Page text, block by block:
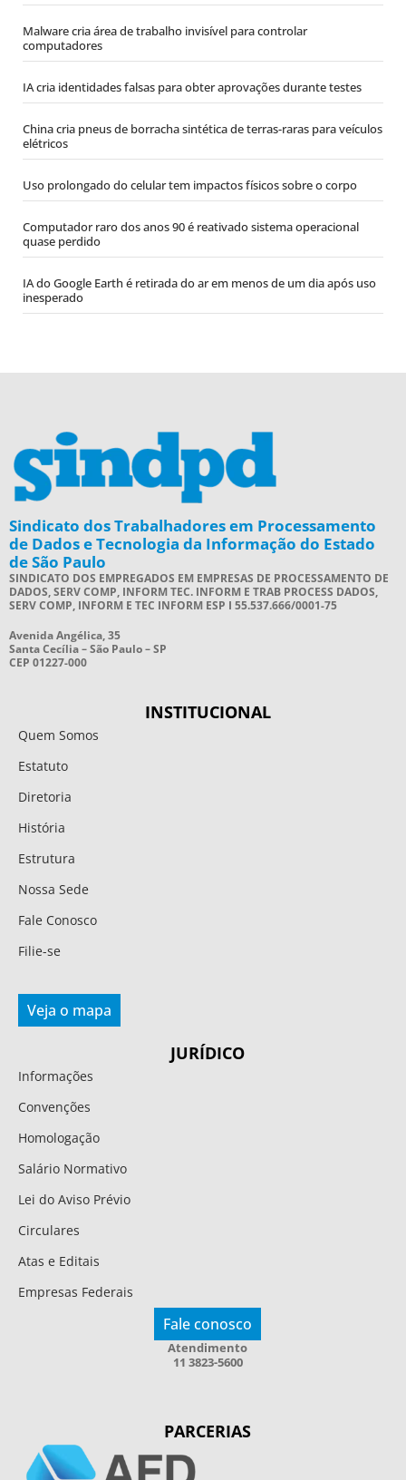
Malware cria área de trabalho invisível para controlar
computadores
IA cria identidades falsas para obter aprovações durante testes
China cria pneus de borracha sintética de terras-raras para veículos
elétricos
Uso prolongado do celular tem impactos físicos sobre o corpo
Computador raro dos anos 90 é reativado sistema operacional
quase perdido
IA do Google Earth é retirada do ar em menos de um dia após uso
inesperado
Sindicato dos Trabalhadores em Processamento
de Dados e Tecnologia da Informação do Estado
de São Paulo
SINDICATO DOS EMPREGADOS EM EMPRESAS DE PROCESSAMENTO DE
DADOS, SERV COMP, INFORM TEC. INFORM E TRAB PROCESS DADOS,
SERV COMP, INFORM E TEC INFORM ESP I 55.537.666/0001-75
Avenida Angélica, 35
Santa Cecília – São Paulo – SP
CEP 01227-000
INSTITUCIONAL
Quem Somos
Estatuto
Diretoria
História
Estrutura
Nossa Sede
Fale Conosco
Filie-se
Veja o mapa
JURÍDICO
Informações
Convenções
Homologação
Salário Normativo
Lei do Aviso Prévio
Circulares
Atas e Editais
Empresas Federais
Fale conosco
Atendimento
11 3823-5600
PARCERIAS